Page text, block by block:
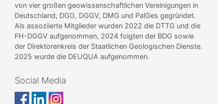
von vier großen geowissenschaftlichen Vereinigungen in
Deutschland, DGG, DGGV, DMG und PalGes gegründet.
Als assoziierte Mitglieder wurden 2022 die DTTG und die
FH-DGGV aufgenommen, 2024 folgten der BDG sowie
der Direktorenkreis der Staatlichen Geologischen Dienste.
2025 wurde die DEUQUA aufgenommen.
Social Media